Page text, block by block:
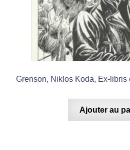
Grenson, Niklos Koda, Ex-libris
Ajouter au